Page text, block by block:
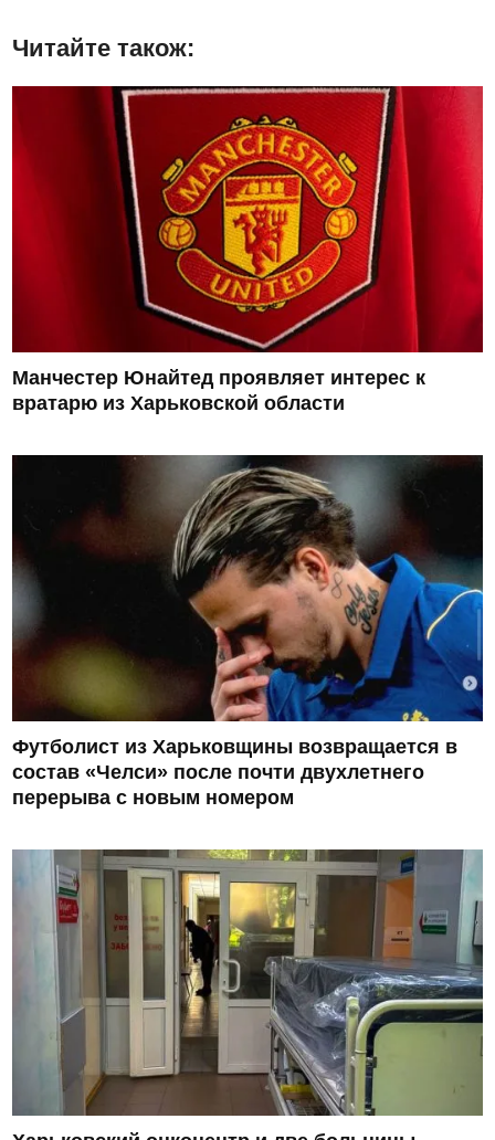
Читайте також:
Манчестер Юнайтед проявляет интерес к
вратарю из Харьковской области
Футболист из Харьковщины возвращается в
состав «Челси» после почти двухлетнего
перерыва с новым номером